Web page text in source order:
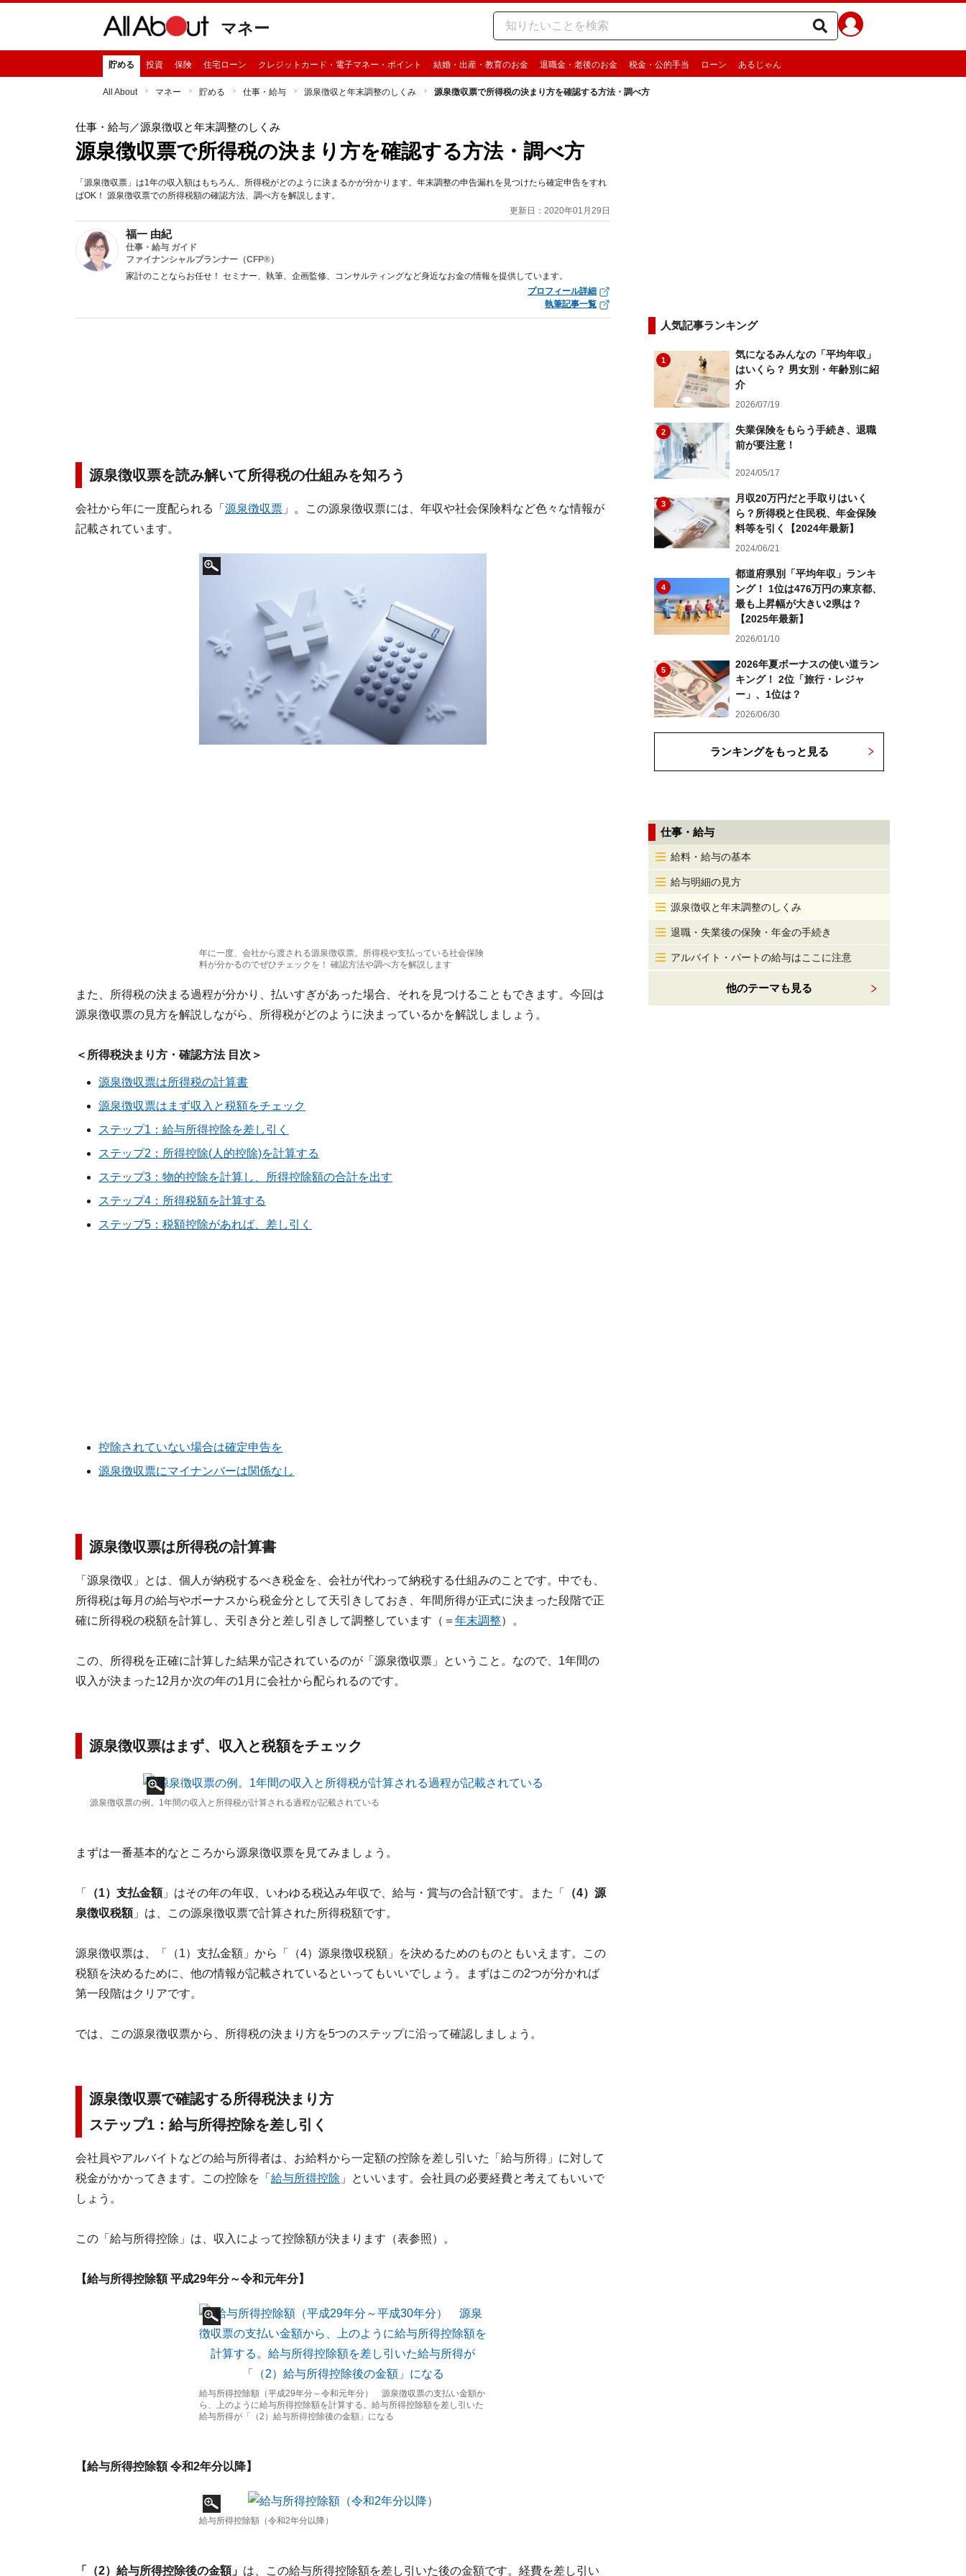
マネー
貯める 投資 保険 住宅ローン クレジットカード・電子マネー・ポイント 結婚・出産・教育のお金 退職金・老後のお金 税金・公的手当 ローン あるじゃん
All About マネー 貯める 仕事・給与 源泉徴収と年末調整のしくみ 源泉徴収票で所得税の決まり方を確認する方法・調べ方
仕事・給与／源泉徴収と年末調整のしくみ
源泉徴収票で所得税の決まり方を確認する方法・調べ方
「源泉徴収票」は1年の収入額はもちろん、所得税がどのように決まるかが分かります。年末調整の申告漏れを見つけたら確定申告をすれ
ばOK！ 源泉徴収票での所得税額の確認方法、調べ方を解説します。
更新日：2020年01月29日
福一 由紀
仕事・給与 ガイド
ファイナンシャルプランナー（CFP®）
家計のことならお任せ！ セミナー、執筆、企画監修、コンサルティングなど身近なお金の情報を提供しています。
プロフィール詳細
執筆記事一覧
源泉徴収票を読み解いて所得税の仕組みを知ろう
会社から年に一度配られる「 源泉徴収票 」。この源泉徴収票には、年収や社会保険料など色々な情報が
記載されています。
年に一度、会社から渡される源泉徴収票。所得税や支払っている社会保険
料が分かるのでぜひチェックを！ 確認方法や調べ方を解説します
また、所得税の決まる過程が分かり、払いすぎがあった場合、それを見つけることもできます。今回は
源泉徴収票の見方を解説しながら、所得税がどのように決まっているかを解説しましょう。
＜所得税決まり方・確認方法 目次＞
源泉徴収票は所得税の計算書
源泉徴収票はまず収入と税額をチェック
ステップ1：給与所得控除を差し引く
ステップ2：所得控除(人的控除)を計算する
ステップ3：物的控除を計算し、所得控除額の合計を出す
ステップ4：所得税額を計算する
ステップ5：税額控除があれば、差し引く
控除されていない場合は確定申告を
源泉徴収票にマイナンバーは関係なし
源泉徴収票は所得税の計算書
「源泉徴収」とは、個人が納税するべき税金を、会社が代わって納税する仕組みのことです。中でも、
所得税は毎月の給与やボーナスから税金分として天引きしておき、年間所得が正式に決まった段階で正
確に所得税の税額を計算し、天引き分と差し引きして調整しています（＝ 年末調整）。
この、所得税を正確に計算した結果が記されているのが「源泉徴収票」ということ。なので、1年間の
収入が決まった12月か次の年の1月に会社から配られるのです。
源泉徴収票はまず、収入と税額をチェック
源泉徴収票の例。1年間の収入と所得税が計算される過程が記載されている
まずは一番基本的なところから源泉徴収票を見てみましょう。
「 （1）支払金額」はその年の年収、いわゆる税込み年収で、給与・賞与の合計額です。また「
（4）源
泉徴収税額」は、この源泉徴収票で計算された所得税額です。
源泉徴収票は、「（1）支払金額」から「（4）源泉徴収税額」を決めるためのものともいえます。この
税額を決めるために、他の情報が記載されているといってもいいでしょう。まずはこの2つが分かれば
第一段階はクリアです。
では、この源泉徴収票から、所得税の決まり方を5つのステップに沿って確認しましょう。
源泉徴収票で確認する所得税決まり方
ステップ1：給与所得控除を差し引く
会社員やアルバイトなどの給与所得者は、お給料から一定額の控除を差し引いた「給与所得」に対して
税金がかかってきます。この控除を「 給与所得控除 」といいます。会社員の必要経費と考えてもいいで
しょう。
この「給与所得控除」は、収入によって控除額が決まります（表参照）。
【給与所得控除額 平成29年分～令和元年分】
給与所得控除額（平成29年分～令和元年分） 源泉徴収票の支払い金額か
ら、上のように給与所得控除額を計算する。給与所得控除額を差し引いた
給与所得が「（2）給与所得控除後の金額」になる
【給与所得控除額 令和2年分以降】
給与所得控除額（令和2年分以降）
「（2）給与所得控除後の金額」 は、この給与所得控除額を差し引いた後の金額です。経費を差し引い
人気記事ランキング
1
気になるみんなの「平均年収」
はいくら？ 男女別・年齢別に紹
介
2026/07/19
2
失業保険をもらう手続き、退職
前が要注意！
2024/05/17
3
月収20万円だと手取りはいく
ら？所得税と住民税、年金保険
料等を引く【2024年最新】
2024/06/21
4
都道府県別「平均年収」ランキ
ング！ 1位は476万円の東京都、
最も上昇幅が大きい2県は？
【2025年最新】
2026/01/10
5
2026年夏ボーナスの使い道ラン
キング！ 2位「旅行・レジャ
ー」、1位は？
2026/06/30
ランキングをもっと見る
仕事・給与
給料・給与の基本
給与明細の見方
源泉徴収と年末調整のしくみ
退職・失業後の保険・年金の手続き
アルバイト・パートの給与はここに注意
他のテーマも見る